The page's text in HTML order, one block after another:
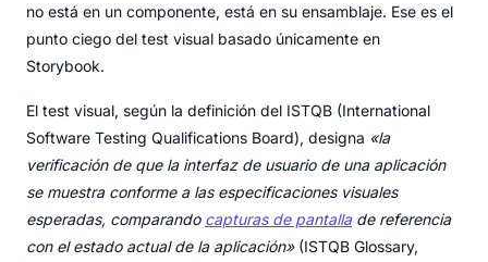
no está en un componente, está en su ensamblaje. Ese es el
punto ciego del test visual basado únicamente en
Storybook.
El test visual, según la definición del ISTQB (International
Software Testing Qualifications Board), designa «la
verificación de que la interfaz de usuario de una aplicación
se muestra conforme a las especificaciones visuales
esperadas, comparando capturas de pantalla de referencia
con el estado actual de la aplicación»(ISTQB Glossary,